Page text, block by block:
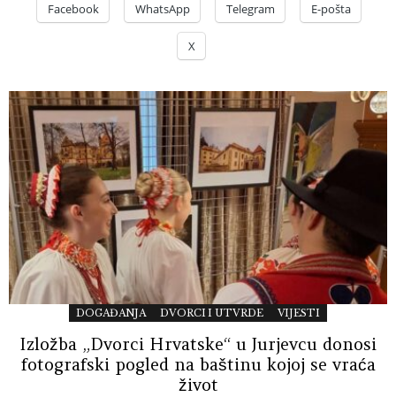
Facebook WhatsApp Telegram E-pošta
X
DOGAĐANJA DVORCI I UTVRDE VIJESTI
Izložba „Dvorci Hrvatske“ u Jurjevcu donosi
fotografski pogled na baštinu kojoj se vraća
život